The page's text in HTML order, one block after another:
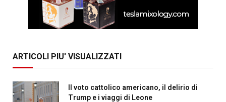
ARTICOLI PIU' VISUALIZZATI
Il voto cattolico americano, il delirio di
Trump e i viaggi di Leone